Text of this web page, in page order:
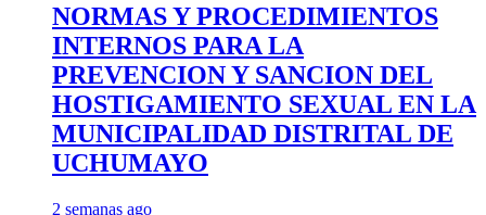
NORMAS Y PROCEDIMIENTOS
INTERNOS PARA LA
PREVENCION Y SANCION DEL
HOSTIGAMIENTO SEXUAL EN LA
MUNICIPALIDAD DISTRITAL DE
UCHUMAYO
2 semanas ago